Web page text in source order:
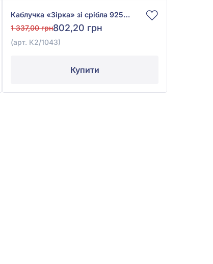
Каблучка «Зірка» зі срібла 925°, арт. К2/1043
1 337,00 грн802,20 грн
(арт. К2/1043)
Купити